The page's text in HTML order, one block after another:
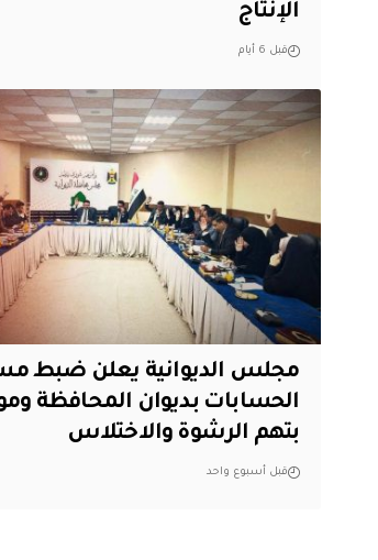
الإنتاج
قبل 6 أيام
مجلس الديوانية يعلن ضبط
الحسابات بديوان المحافظة
بتهم الرشوة والاختلاس
قبل أسبوع واحد